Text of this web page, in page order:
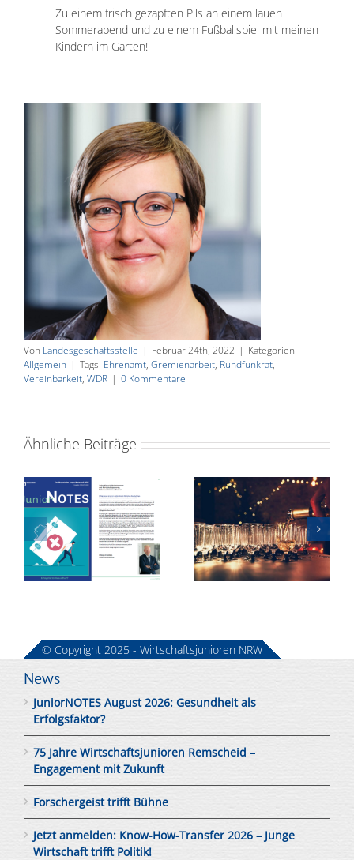
Zu einem frisch gezapften Pils an einem lauen
Sommerabend und zu einem Fußballspiel mit meinen
Kindern im Garten!
Von Landesgeschäftsstelle | Februar 24th, 2022 | Kategorien:
Allgemein | Tags: Ehrenamt, Gremienarbeit, Rundfunkrat,
Vereinbarkeit, WDR | 0 Kommentare
Ähnliche Beiträge
75 Jahre
Wirtschaftsjunioren
Remscheid –
Engagement
trifft Bühne
News
JuniorNOTES August 2026: Gesundheit als
Erfolgsfaktor?
75 Jahre Wirtschaftsjunioren Remscheid –
Engagement mit Zukunft
Forschergeist trifft Bühne
Jetzt anmelden: Know-How-Transfer 2026 – Junge
Wirtschaft trifft Politik!
© Copyright 2025 - Wirtschaftsjunioren NRW